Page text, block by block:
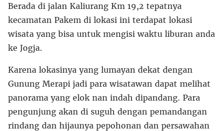
Berada di jalan Kaliurang Km 19,2 tepatnya
kecamatan Pakem di lokasi ini terdapat lokasi
wisata yang bisa untuk mengisi waktu liburan anda
ke Jogja.
Karena lokasinya yang lumayan dekat dengan
Gunung Merapi jadi para wisatawan dapat melihat
panorama yang elok nan indah dipandang. Para
pengunjung akan di suguh dengan pemandangan
rindang dan hijaunya pepohonan dan persawahan